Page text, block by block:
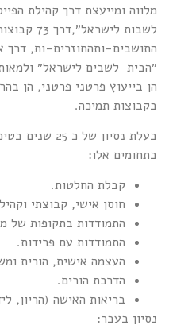
מלווה ומייעצת דרך קהילת
לשבות
התושבים-ותהחוזרים-ות,
״הבית לשבים לישראל״
הן בייעוץ פרטני פרטני, הן
בקבוצות תמיכה.
בעלת נסיון של
בתחומים אלו:
קבלת החלטות.
חוסן אישי, קבוצתי
התמודדות בתקופות של
התמודדות עם פרידות.
העצמה אישית, הורית
הדרכת הורים.
בריאות האישה (הריון,
נסיון בעבר: